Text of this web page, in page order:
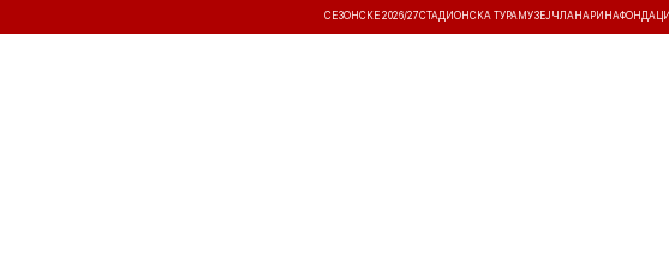
СЕЗОНСКЕ 2026/27СТАДИОНСКА ТУРА МУЗЕЈ ЧЛАНАРИНА